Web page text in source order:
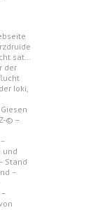
sat…
der
Ioki,
© –
und
Stand
–